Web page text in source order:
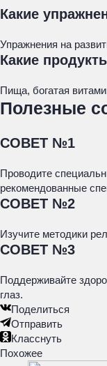
Какие
Упражнения на
Какие
Пища, богатая
Полезные
СОВЕТ №1
Проводите
рекомендованные
СОВЕТ №2
Изучите методики
СОВЕТ №3
Поддерживайте
глаз.
Поделиться
Отправить
Класснуть
Похожее